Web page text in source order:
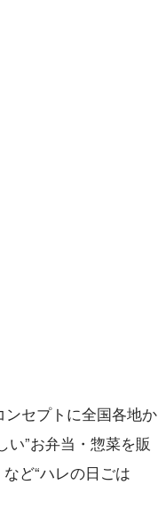
セプトに全国各地か
い”お弁当・惣菜を販
ど“ハレの日ごは